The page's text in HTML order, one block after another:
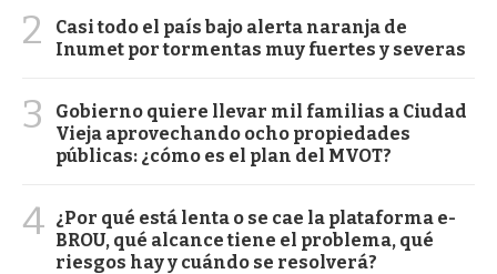
2
Casi todo el país bajo alerta naranja de
Inumet por tormentas muy fuertes y severas
3
Gobierno quiere llevar mil familias a Ciudad
Vieja aprovechando ocho propiedades
públicas: ¿cómo es el plan del MVOT?
4 ¿Por qué está lenta o se cae la plataforma e-
BROU, qué alcance tiene el problema, qué
riesgos hay y cuándo se resolverá?